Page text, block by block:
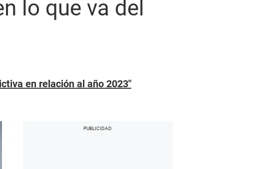
lo que va del
en relación al año 2023″